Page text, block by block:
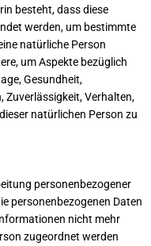
besteht, dass diese
werden, um bestimmte
natürliche Person
um Aspekte bezüglich
Gesundheit,
Zuverlässigkeit, Verhalten,
natürlichen Person zu
personenbezogener
personenbezogenen Daten
nicht mehr
zugeordnet werden